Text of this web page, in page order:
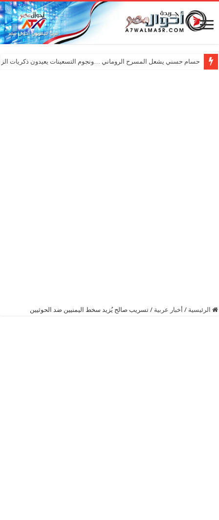
حسام حسني يشعل المسرح الروماني …ونجوم التسعينات يعيدون ذكريات
الرئيسية / أخبار عربية / تسريب صالح يُزيد سخط اليمنيين ضد الحوثيين